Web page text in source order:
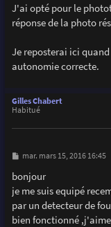
  }
void flash(){
if(blinker){
  }
  else{
  }
}
J'ai opté pour le
réponse de la photo
Je reposterai ici
autonomie correcte.
Gilles Chabert
Habitué
M
s
s
a
e
mar. mars 15, 2016 16:45
bonjour
je me suis equipé
par un detecteur de
bien fonctionné